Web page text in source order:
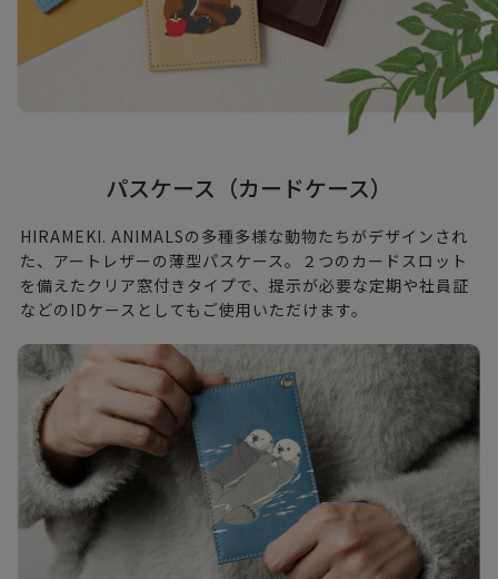
パスケース（カードケース）
HIRAMEKI. ANIMALSの多種多様な動物たちがデザインされ
た、アートレザーの薄型パスケース。２つのカードスロット
を備えたクリア窓付きタイプで、提示が必要な定期や社員証
などのIDケースとしてもご使用いただけます。